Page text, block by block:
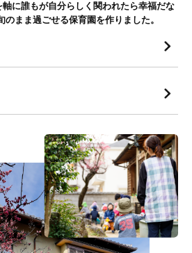
に誰もが自分らしく関われたら幸福だな
まま過ごせる保育園を作りました。